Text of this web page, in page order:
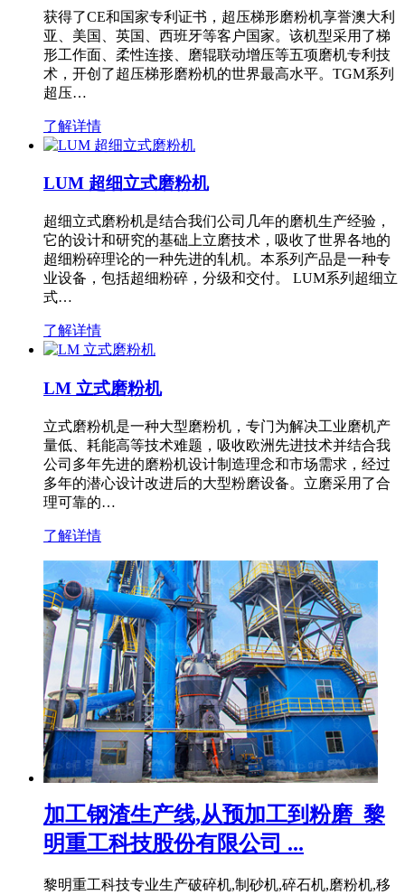
获得了CE和国家专利证书，超压梯形磨粉机享誉澳大利
亚、美国、英国、西班牙等客户国家。该机型采用了梯
形工作面、柔性连接、磨辊联动增压等五项磨机专利技
术，开创了超压梯形磨粉机的世界最高水平。TGM系列
超压…
了解详情
LUM 超细立式磨粉机
超细立式磨粉机是结合我们公司几年的磨机生产经验，
它的设计和研究的基础上立磨技术，吸收了世界各地的
超细粉碎理论的一种先进的轧机。本系列产品是一种专
业设备，包括超细粉碎，分级和交付。 LUM系列超细立
式…
了解详情
LM 立式磨粉机
立式磨粉机是一种大型磨粉机，专门为解决工业磨机产
量低、耗能高等技术难题，吸收欧洲先进技术并结合我
公司多年先进的磨粉机设计制造理念和市场需求，经过
多年的潜心设计改进后的大型粉磨设备。立磨采用了合
理可靠的…
了解详情
加工钢渣生产线,从预加工到粉磨_黎
明重工科技股份有限公司 ...
黎明重工科技专业生产破碎机,制砂机,碎石机,磨粉机,移